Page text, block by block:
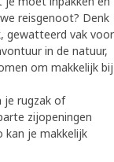
reisgenoot? Denk
gewatteerd vak voor
in de natuur,
om makkelijk bij
je rugzak of
zijopeningen
kan je makkelijk